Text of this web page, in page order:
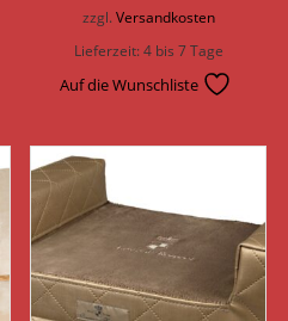
zzgl. Versandkosten
Lieferzeit:4 bis 7 Tage
Auf die Wunschliste